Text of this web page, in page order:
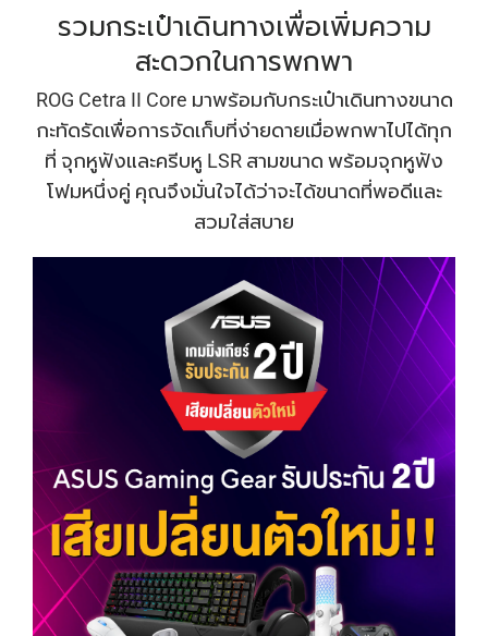
รวมกระเป๋าเดินทางเพื่อเพิ่มความ
สะดวกในการพกพา
ROG Cetra II Core มาพร้อมกับกระเป๋าเดินทางขนาด
กะทัดรัดเพื่อการจัดเก็บที่ง่ายดายเมื่อพกพาไปได้ทุก
ที่ จุกหูฟังและครีบหู LSR สามขนาด พร้อมจุกหูฟัง
โฟมหนึ่งคู่ คุณจึงมั่นใจได้ว่าจะได้ขนาดที่พอดีและ
สวมใส่สบาย